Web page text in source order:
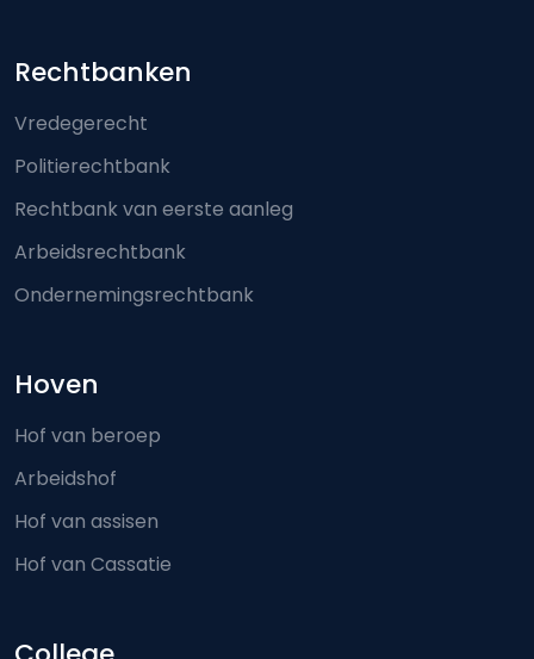
Footer-menu
Rechtbanken
Vredegerecht
Politierechtbank
Rechtbank van eerste aanleg
Arbeidsrechtbank
Ondernemingsrechtbank
Hoven
Hof van beroep
Arbeidshof
Hof van assisen
Hof van Cassatie